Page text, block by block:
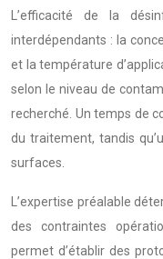
L’efficacité de la
interdépendants : la
et la température
selon le niveau de
recherché. Un temps de
du traitement, tandis
surfaces.
L’expertise préalable
des contraintes
permet d’établir des